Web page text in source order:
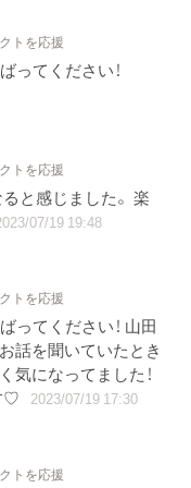
トを応援
ってください！
トを応援
と感じました。 楽
07/19 19:48
トを応援
ってください！ 山田
話を聞いていたとき
気になってました！
♡
2023/07/19 17:30
トを応援